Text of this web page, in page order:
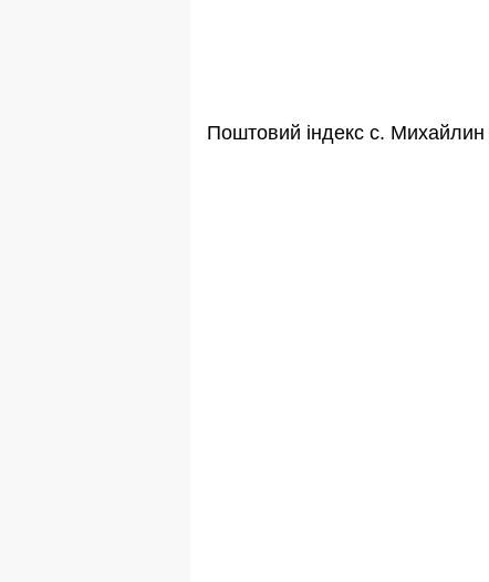
Поштовий індекс с. Михайлин